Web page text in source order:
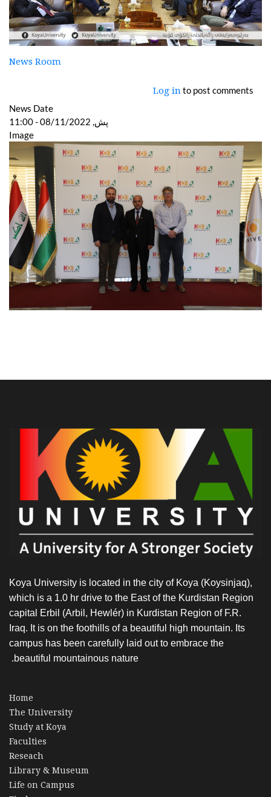
News Room
Log into post comments
News Date
پش, 08/11/2022 - 11:00
Image
Koya University is located in the city of Koya (Koysinjaq),
which is a 1.0 hr drive to the East of the Kurdistan Region
capital Erbil (Arbil, Hewlér) in Kurdistan Region of F.R.
Iraq. It is on the foothills of a beautiful high mountain. Its
campus has been carefully laid out to embrace the
beautiful mountainous nature.
Home
The University
Study at Koya
Faculties
Reseach
Library & Museum
Life on Campus